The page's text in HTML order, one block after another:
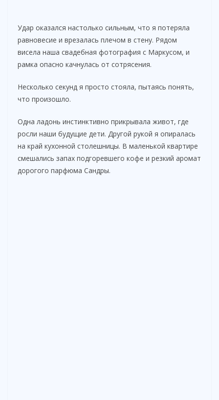
Удар оказался настолько сильным, что я потеряла
равновесие и врезалась плечом в стену. Рядом
висела наша свадебная фотография с Маркусом, и
рамка опасно качнулась от сотрясения.
Несколько секунд я просто стояла, пытаясь понять,
что произошло.
Одна ладонь инстинктивно прикрывала живот, где
росли наши будущие дети. Другой рукой я опиралась
на край кухонной столешницы. В маленькой квартире
смешались запах подгоревшего кофе и резкий аромат
дорогого парфюма Сандры.